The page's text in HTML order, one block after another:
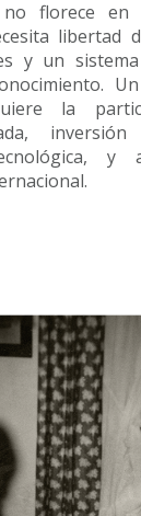
no florece
libertad
y un
la
y